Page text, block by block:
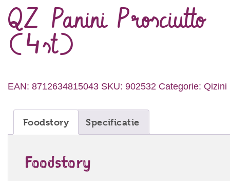
QZ Panini Prosciutto
(4st)
EAN: 8712634815043 SKU: 902532 Categorie: Qizini
Foodstory Specificatie
Foodstory